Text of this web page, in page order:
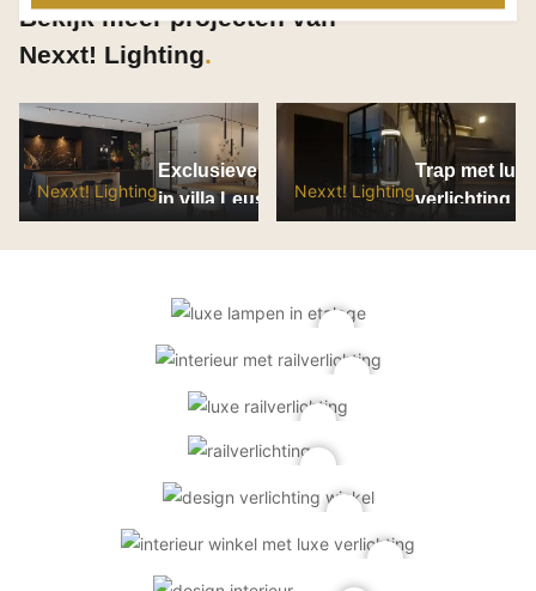
Bekijk meer projecten van
Nexxt! Lighting
Nexxt! Lighting
Exclusieve verlichting
in villa LeusdenNexxt! Lighting
Trap met
verlichting